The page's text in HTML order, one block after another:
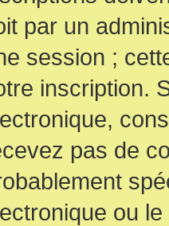
par un
session ;
inscription.
pas de
ou